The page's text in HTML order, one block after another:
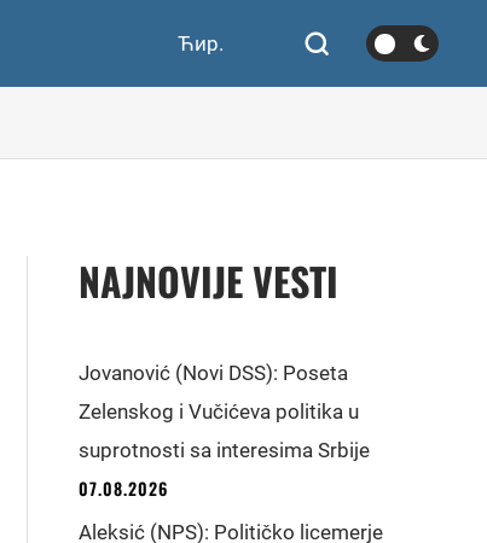
Ћир.
NAJNOVIJE VESTI
Jovanović (Novi DSS): Poseta
Zelenskog i Vučićeva politika u
suprotnosti sa interesima Srbije
07.08.2026
Aleksić (NPS): Političko licemerje